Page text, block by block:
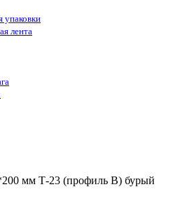
упаковки
лента
мм Т-23 (профиль B) бурый